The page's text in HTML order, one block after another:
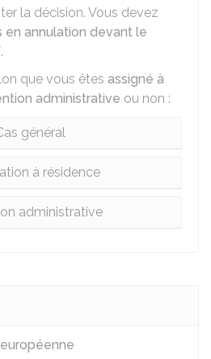
la décision. Vous devez
en annulation devant le
.
que vous êtes assigné à
administrative ou non :
général
à résidence
administrative